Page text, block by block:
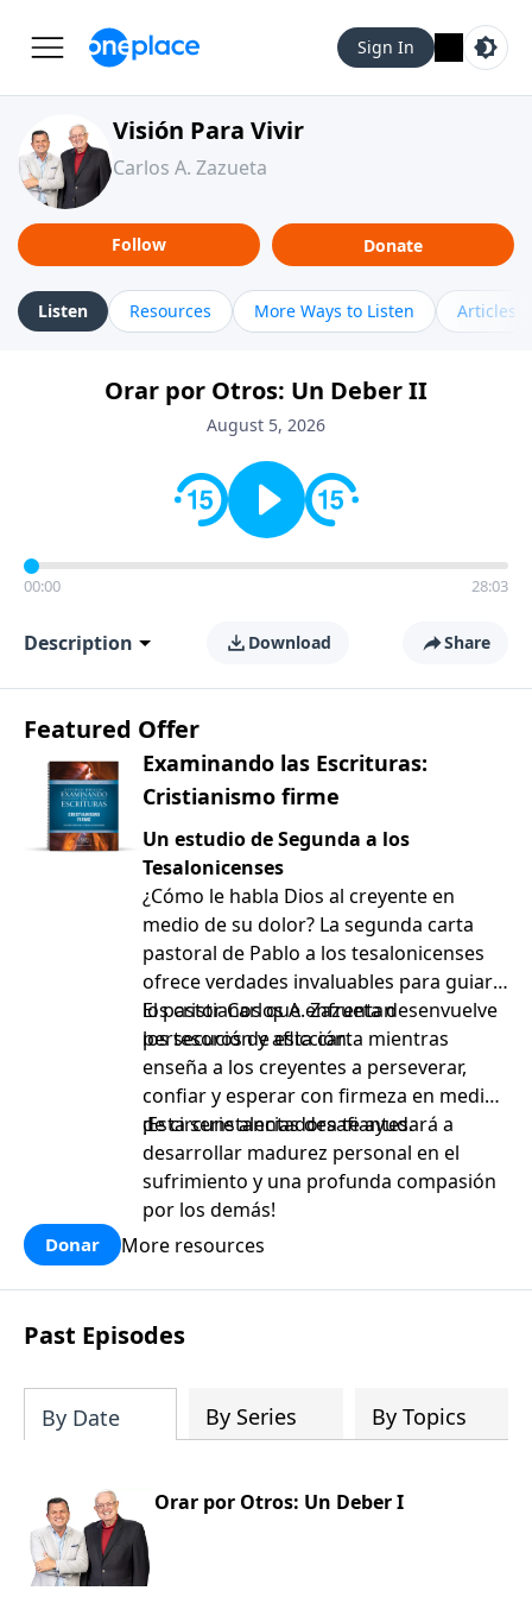
Sign In
Visión Para Vivir
Carlos A. Zazueta
Follow Donate
Listen Resources More Ways to Listen Articles
Orar por Otros: Un Deber II
August 5, 2026
00:00 28:03
Description Download Share
Featured Offer
Examinando las Escrituras:
Cristianismo firme
Un estudio de Segunda a los
Tesalonicenses
¿Cómo le habla Dios al creyente en
medio de su dolor? La segunda carta
pastoral de Pablo a los tesalonicenses
ofrece verdades invaluables para guiar a
los cristianos que enfrentan
persecución y aflicción.
El pastor Carlos A. Zazueta desenvuelve
los tesoros de esta carta mientras
enseña a los creyentes a perseverar,
confiar y esperar con firmeza en medio
de circunstancias desafiantes.
¡Esta serie alentadora te ayudará a
desarrollar madurez personal en el
sufrimiento y una profunda compasión
por los demás!
Donar More resources
Past Episodes
By Date By Series By Topics
Orar por Otros: Un Deber I